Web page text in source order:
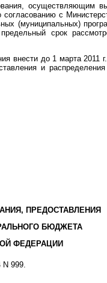
осуществляющим
с
(муниципальных)
срок
внести до 1 марта 2011
и
ПРЕДОСТАВЛЕНИЯ
БЮДЖЕТА
ФЕДЕРАЦИИ
N 999.